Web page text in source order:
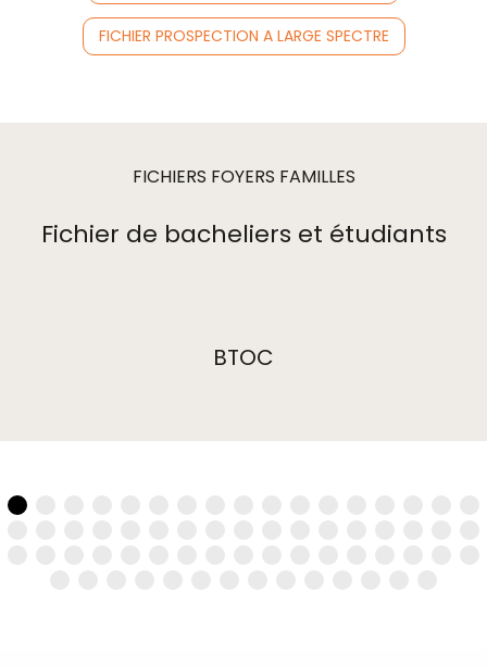
FICHIER PROSPECTION A LARGE SPECTRE
FICHIERS FOYERS FAMILLES
Fichier de bacheliers et étudiants
BTOC